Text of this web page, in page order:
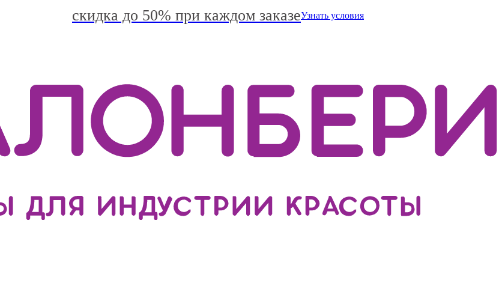
скидка до 50% при каждом заказеУзнать условия